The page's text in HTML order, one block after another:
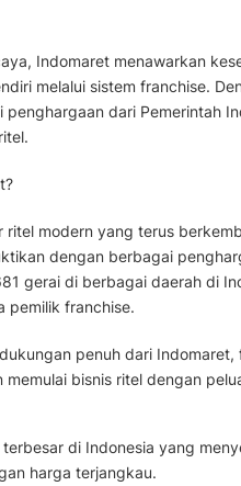
Indomaret menawarkan
melalui sistem franchise.
dari Pemerintah
ritel modern yang terus
dengan berbagai
gerai di berbagai daerah di
pemilik franchise.
penuh dari Indomaret,
bisnis ritel dengan
di Indonesia yang
harga terjangkau.